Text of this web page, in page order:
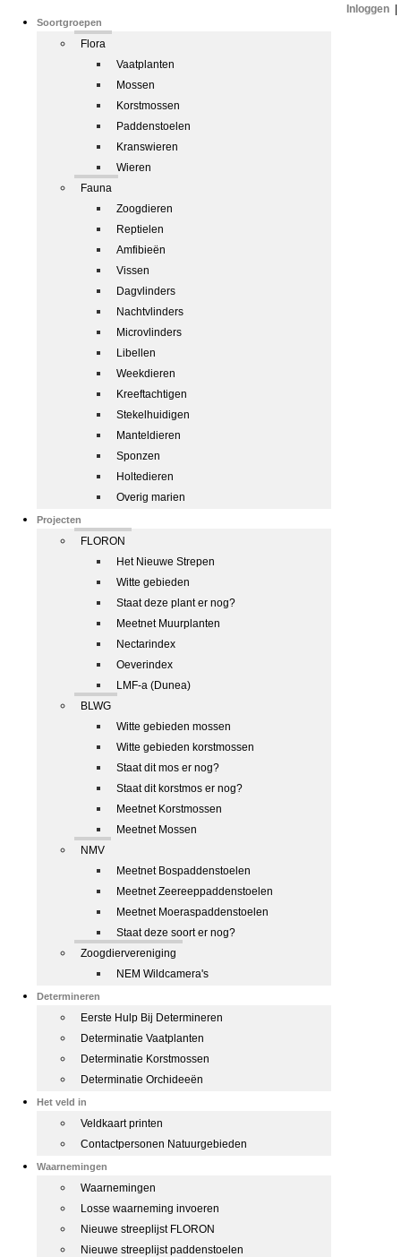
Soortgroepen
Flora
Vaatplanten
Mossen
Korstmossen
Paddenstoelen
Kranswieren
Wieren
Fauna
Zoogdieren
Reptielen
Amfibieën
Vissen
Dagvlinders
Nachtvlinders
Microvlinders
Libellen
Weekdieren
Kreeftachtigen
Stekelhuidigen
Manteldieren
Sponzen
Holtedieren
Overig marien
Projecten
FLORON
Het Nieuwe Strepen
Witte gebieden
Staat deze plant er nog?
Meetnet Muurplanten
Nectarindex
Oeverindex
LMF-a (Dunea)
BLWG
Witte gebieden mossen
Witte gebieden korstmossen
Staat dit mos er nog?
Staat dit korstmos er nog?
Meetnet Korstmossen
Meetnet Mossen
NMV
Meetnet Bospaddenstoelen
Meetnet Zeereeppaddenstoelen
Meetnet Moeraspaddenstoelen
Staat deze soort er nog?
Zoogdiervereniging
NEM Wildcamera's
Determineren
Eerste Hulp Bij Determineren
Determinatie Vaatplanten
Determinatie Korstmossen
Determinatie Orchideeën
Het veld in
Veldkaart printen
Contactpersonen Natuurgebieden
Waarnemingen
Waarnemingen
Losse waarneming invoeren
Nieuwe streeplijst FLORON
Nieuwe streeplijst paddenstoelen
Inloggen